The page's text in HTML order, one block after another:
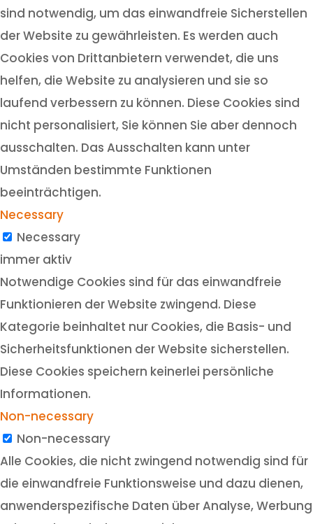
sind notwendig, um das einwandfreie Sicherstellen
der Website zu gewährleisten. Es werden auch
Cookies von Drittanbietern verwendet, die uns
helfen, die Website zu analysieren und sie so
laufend verbessern zu können. Diese Cookies sind
nicht personalisiert, Sie können Sie aber dennoch
ausschalten. Das Ausschalten kann unter
Umständen bestimmte Funktionen
beeinträchtigen.
Necessary
Necessary
immer aktiv
Notwendige Cookies sind für das einwandfreie
Funktionieren der Website zwingend. Diese
Kategorie beinhaltet nur Cookies, die Basis- und
Sicherheitsfunktionen der Website sicherstellen.
Diese Cookies speichern keinerlei persönliche
Informationen.
Non-necessary
Non-necessary
Alle Cookies, die nicht zwingend notwendig sind für
die einwandfreie Funktionsweise und dazu dienen,
anwenderspezifische Daten über Analyse, Werbung